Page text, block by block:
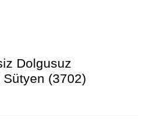
Dolgusuz
Sütyen (3702)